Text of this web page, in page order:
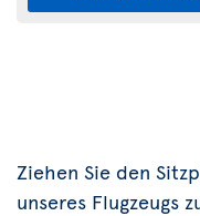
Ziehen Sie den
unseres Flugzeugs